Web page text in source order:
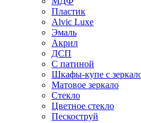
Пластик
Alvic Luxe
Эмаль
Акрил
ДСП
С патиной
Шкафы-купе с
Матовое зеркало
Стекло
Цветное стекло
Пескоструй